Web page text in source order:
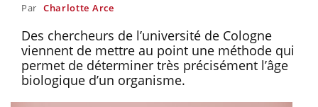
Par Charlotte Arce
Des chercheurs de l’université de Cologne
viennent de mettre au point une méthode qui
permet de déterminer très précisément l’âge
biologique d’un organisme.